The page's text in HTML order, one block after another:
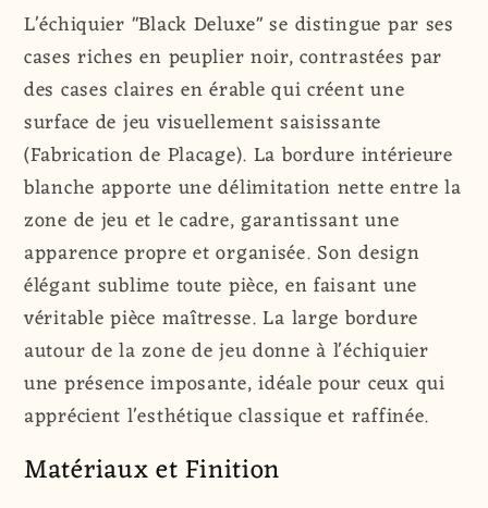
L'échiquier "Black Deluxe" se distingue par ses
cases riches en peuplier noir, contrastées par
des cases claires en érable qui créent une
surface de jeu visuellement saisissante
(Fabrication de Placage). La bordure intérieure
blanche apporte une délimitation nette entre la
zone de jeu et le cadre, garantissant une
apparence propre et organisée. Son design
élégant sublime toute pièce, en faisant une
véritable pièce maîtresse. La large bordure
autour de la zone de jeu donne à l'échiquier
une présence imposante, idéale pour ceux qui
apprécient l'esthétique classique et raffinée.
Matériaux et Finition